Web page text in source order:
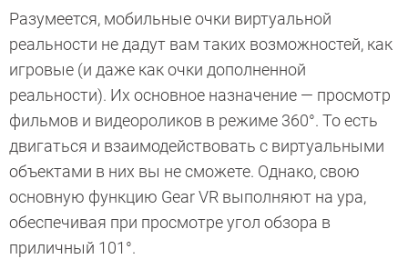
Разумеется, мобильные очки виртуальной
реальности не дадут вам таких возможностей, как
игровые (и даже как очки дополненной
реальности). Их основное назначение — просмотр
фильмов и видеороликов в режиме 360°. То есть
двигаться и взаимодействовать с виртуальными
объектами в них вы не сможете. Однако, свою
основную функцию Gear VR выполняют на ура,
обеспечивая при просмотре угол обзора в
приличный 101°.